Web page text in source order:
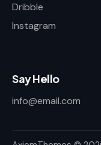
Dribble
Instagram
Say Hello
info@email.com